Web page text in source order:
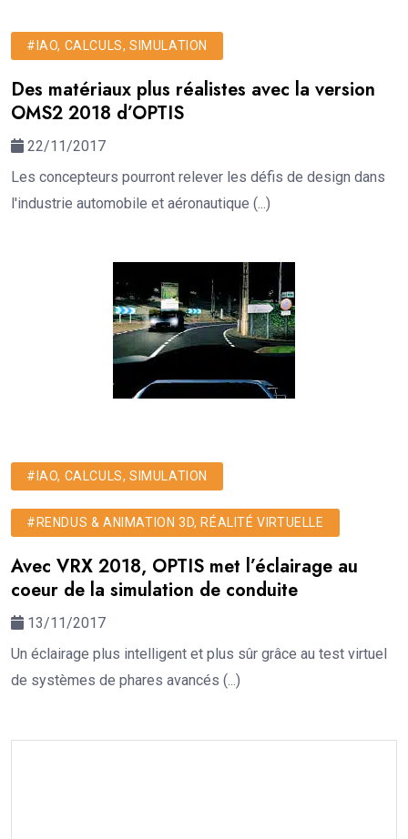
#IAO, CALCULS, SIMULATION
Des matériaux plus réalistes avec la version
OMS2 2018 d’OPTIS
22/11/2017
Les concepteurs pourront relever les défis de design dans
l'industrie automobile et aéronautique (...)
#IAO, CALCULS, SIMULATION
#RENDUS & ANIMATION 3D, RÉALITÉ VIRTUELLE
Avec VRX 2018, OPTIS met l’éclairage au
coeur de la simulation de conduite
13/11/2017
Un éclairage plus intelligent et plus sûr grâce au test virtuel
de systèmes de phares avancés (...)